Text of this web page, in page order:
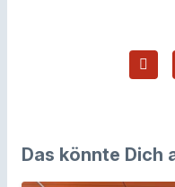
Das könnte Dich